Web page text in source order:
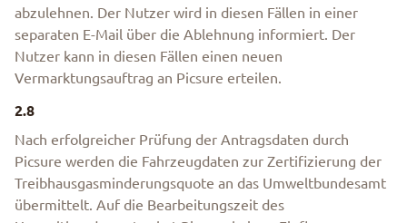
abzulehnen. Der Nutzer wird in diesen Fällen in einer
separaten E-Mail über die Ablehnung informiert. Der
Nutzer kann in diesen Fällen einen neuen
Vermarktungsauftrag an Picsure erteilen.
2.8
Nach erfolgreicher Prüfung der Antragsdaten durch
Picsure werden die Fahrzeugdaten zur Zertifizierung der
Treibhausgasminderungsquote an das Umweltbundesamt
übermittelt. Auf die Bearbeitungszeit des